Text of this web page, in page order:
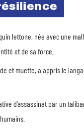
lettone, née avec une
et de sa force.
et muette, a appris le
d’assassinat par un